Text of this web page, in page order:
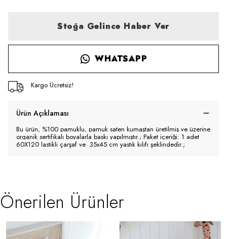
Stoğa Gelince Haber Ver
WHATSAPP
Kargo Ücretsiz!
Ürün Açıklaması
Bu ürün, %100 pamuklu, pamuk saten kumaştan üretilmiş ve üzerine
organik sertifikalı boyalarla baskı yapılmıştır.; Paket içeriği: 1 adet
60X120 lastikli çarşaf ve 35x45 cm yastık kılıfı şeklindedir.;
Önerilen Ürünler